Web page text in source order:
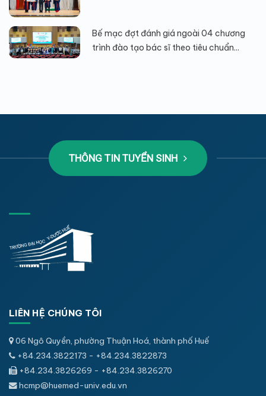
Bế mạc đợt đánh giá ngoài 04 chương
trình đào tạo bác sĩ theo tiêu chuẩn...
THÔNG TIN TUYỂN SINH
LIÊN HỆ CHÚNG TÔI
06 Ngô Quyền, phường Thuận Hoá, thành phố Huế
+84.234.3822173 - +84.234.3822873
+84.234.3826269 - +84.234.3826270
hcmp@huemed-univ.edu.vn